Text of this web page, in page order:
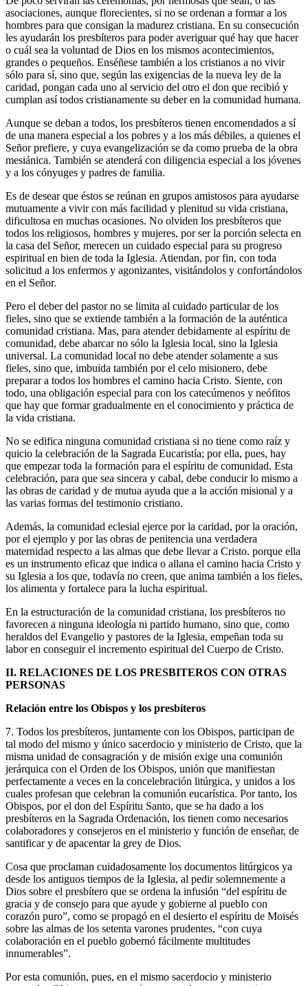
asociaciones, aunque florecientes, si no se ordenan a formar a los
hombres para que consigan la madurez cristiana. En su consecución
les ayudarán los presbíteros para poder averiguar qué hay que hacer
o cuál sea la voluntad de Dios en los mismos acontecimientos,
grandes o pequeños. Enséñese también a los cristianos a no vivir
sólo para sí, sino que, según las exigencias de la nueva ley de la
caridad, pongan cada uno al servicio del otro el don que recibió y
cumplan así todos cristianamente su deber en la comunidad humana.
Aunque se deban a todos, los presbíteros tienen encomendados a sí
de una manera especial a los pobres y a los más débiles, a quienes el
Señor prefiere, y cuya evangelización se da como prueba de la obra
mesiánica. También se atenderá con diligencia especial a los jóvenes
y a los cónyuges y padres de familia.
Es de desear que éstos se reúnan en grupos amistosos para ayudarse
mutuamente a vivir con más facilidad y plenitud su vida cristiana,
dificultosa en muchas ocasiones. No olviden los presbíteros que
todos los religiosos, hombres y mujeres, por ser la porción selecta en
la casa del Señor, merecen un cuidado especial para su progreso
espiritual en bien de toda la Iglesia. Atiendan, por fin, con toda
solicitud a los enfermos y agonizantes, visitándolos y confortándolos
en el Señor.
Pero el deber del pastor no se limita al cuidado particular de los
fieles, sino que se extiende también a la formación de la auténtica
comunidad cristiana. Mas, para atender debidamente al espíritu de
comunidad, debe abarcar no sólo la Iglesia local, sino la Iglesia
universal. La comunidad local no debe atender solamente a sus
fieles, sino que, imbuida también por el celo misionero, debe
preparar a todos los hombres el camino hacia Cristo. Siente, con
todo, una obligación especial para con los catecúmenos y neófitos
que hay que formar gradualmente en el conocimiento y práctica de
la vida cristiana.
No se edifica ninguna comunidad cristiana si no tiene como raíz y
quicio la celebración de la Sagrada Eucaristía; por ella, pues, hay
que empezar toda la formación para el espíritu de comunidad. Esta
celebración, para que sea sincera y cabal, debe conducir lo mismo a
las obras de caridad y de mutua ayuda que a la acción misional y a
las varias formas del testimonio cristiano.
Además, la comunidad eclesial ejerce por la caridad, por la oración,
por el ejemplo y por las obras de penitencia una verdadera
maternidad respecto a las almas que debe llevar a Cristo. porque ella
es un instrumento eficaz que indica o allana el camino hacia Cristo y
su Iglesia a los que, todavía no creen, que anima también a los fieles,
los alimenta y fortalece para la lucha espiritual.
En la estructuración de la comunidad cristiana, los presbíteros no
favorecen a ninguna ideología ni partido humano, sino que, como
heraldos del Evangelio y pastores de la Iglesia, empeñan toda su
labor en conseguir el incremento espiritual del Cuerpo de Cristo.
II. RELACIONES DE LOS PRESBITEROS CON OTRAS
PERSONAS
Relación entre los Obispos y los presbíteros
7. Todos los presbíteros, juntamente con los Obispos, participan de
tal modo del mismo y único sacerdocio y ministerio de Cristo, que la
misma unidad de consagración y de misión exige una comunión
jerárquica con el Orden de los Obispos, unión que manifiestan
perfectamente a veces en la concelebración litúrgica, y unidos a los
cuales profesan que celebran la comunión eucarística. Por tanto, los
Obispos, por el don del Espíritu Santo, que se ha dado a los
presbíteros en la Sagrada Ordenación, los tienen como necesarios
colaboradores y consejeros en el ministerio y función de enseñar, de
santificar y de apacentar la grey de Dios.
Cosa que proclaman cuidadosamente los documentos litúrgicos ya
desde los antiguos tiempos de la Iglesia, al pedir solemnemente a
Dios sobre el presbítero que se ordena la infusión “del espíritu de
gracia y de consejo para que ayude y gobierne al pueblo con
corazón puro”, como se propagó en el desierto el espíritu de Moisés
sobre las almas de los setenta varones prudentes, “con cuya
colaboración en el pueblo gobernó fácilmente multitudes
innumerables”.
Por esta comunión, pues, en el mismo sacerdocio y ministerio